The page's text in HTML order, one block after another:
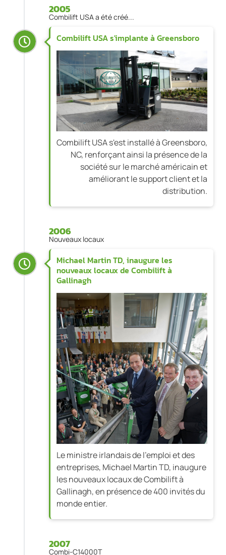
2005
Combilift USA a été créé...
Combilift USA s'implante à Greensboro
Combilift USA s'est installé à Greensboro,
NC, renforçant ainsi la présence de la
société sur le marché américain et
améliorant le support client et la
distribution.
2006
Nouveaux locaux
Michael Martin TD, inaugure les
nouveaux locaux de Combilift à
Gallinagh
Le ministre irlandais de l'emploi et des
entreprises, Michael Martin TD, inaugure
les nouveaux locaux de Combilift à
Gallinagh, en présence de 400 invités du
monde entier.
2007
Combi-C14000T